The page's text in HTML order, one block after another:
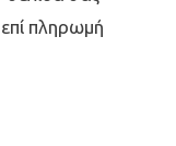
πληρωμή